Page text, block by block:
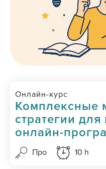
Онлайн-курс
Комплексные
стратегии для
онлайн-
Про 10 h